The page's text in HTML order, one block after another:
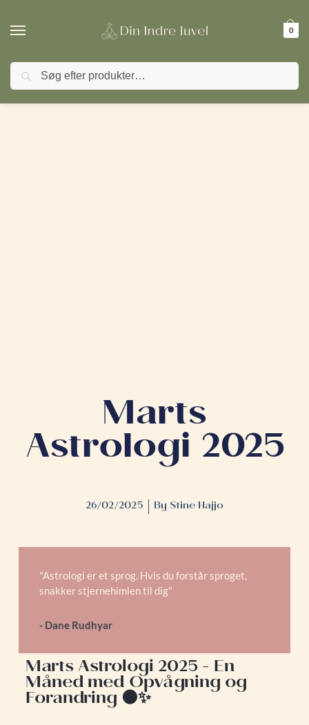
0
🚚 FRI FRAGT ved køb over 499,- | ⭐ TrustPilot 4,9 / 5
Marts
Astrologi 2025
26/02/2025 ByStine Hajjo
"Astrologi er et sprog. Hvis du forstår sproget,
snakker stjernehimlen til dig"
- Dane Rudhyar
Marts Astrologi 2025 - En
Måned med Opvågning og
Forandring 🌑✨